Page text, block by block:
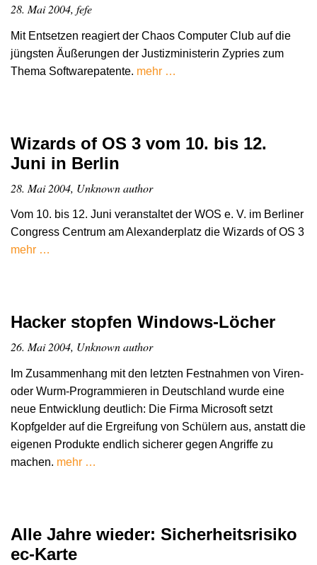
28. Mai 2004, fefe
Mit Entsetzen reagiert der Chaos Computer Club auf die
jüngsten Äußerungen der Justizministerin Zypries zum
Thema Softwarepatente. mehr …
Wizards of OS 3 vom 10. bis 12.
Juni in Berlin
28. Mai 2004, Unknown author
Vom 10. bis 12. Juni veranstaltet der WOS e. V. im Berliner
Congress Centrum am Alexanderplatz die Wizards of OS 3
mehr …
Hacker stopfen Windows-Löcher
26. Mai 2004, Unknown author
Im Zusammenhang mit den letzten Festnahmen von Viren-
oder Wurm-Programmieren in Deutschland wurde eine
neue Entwicklung deutlich: Die Firma Microsoft setzt
Kopfgelder auf die Ergreifung von Schülern aus, anstatt die
eigenen Produkte endlich sicherer gegen Angriffe zu
machen. mehr …
Alle Jahre wieder: Sicherheitsrisiko
ec-Karte